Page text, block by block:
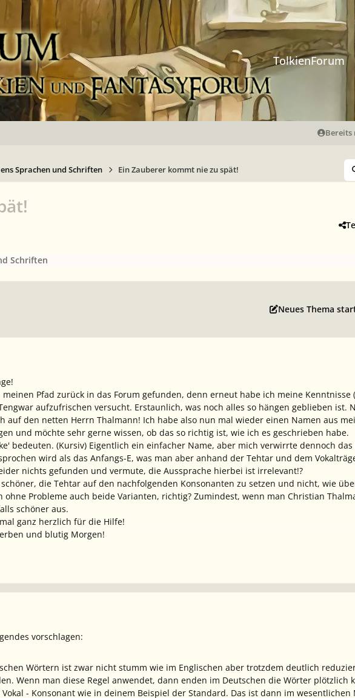
TolkienForum
Bereits
Sprachen und Schriften Ein Zauberer kommt nie zu spät!
Schriften
Neues Thema
Pfad zurück in das Forum gefunden, denn erneut habe ich meine
aufzufrischen versucht. Erstaunlich, was noch alles so hängen geblieben ist.
auf den netten Herrn Thalmann! Ich habe also nun mal wieder einen Namen aus
und möchte sehr gerne wissen, ob das so richtig ist, wie ich es geschrieben habe.
bedeuten. (Kursiv) Eigentlich ein einfacher Name, aber mich verwirrte dennoch
wird als das Anfangs-E, was man aber anhand der Tehtar und dem
nichts gefunden und vermute, die Aussprache hierbei ist irrelevant!?
die Tehtar auf den nachfolgenden Konsonanten zu setzen und nicht, wie
ohne Probleme auch beide Varianten, richtig? Zumindest, wenn man Christian
schöner aus.
ganz herzlich für die Hilfe!
und blutig Morgen!
vorschlagen:
Wörtern ist zwar nicht stumm wie im Englischen aber trotzdem deutlich
Wenn man diese Regel anwendet, dann enden im Deutschen die Wörter plötzlich
- Konsonant wie in deinem Beispiel der Standard. Das ist dann im